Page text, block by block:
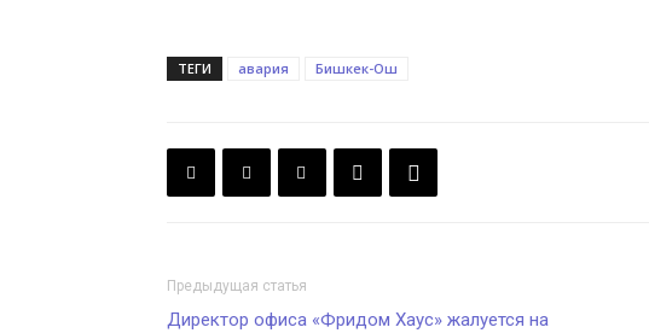
ТЕГИ авария Бишкек-Ош
Предыдущая статья
Директор офиса «Фридом Хаус» жалуется на